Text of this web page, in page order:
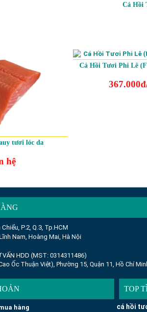
Cá Hồi
tươi lóc da
hệ
Cá Hồi Tươi Phi Lê
P.2, Q.3, Tp.HCM
Nam, Hoàng Mai, Hà Nội
HDD (MST: 0314311486)
Ốc Thuận Việt), Phường 15, Quận 11, Hồ Chí
hàng
TOP
cá hồi